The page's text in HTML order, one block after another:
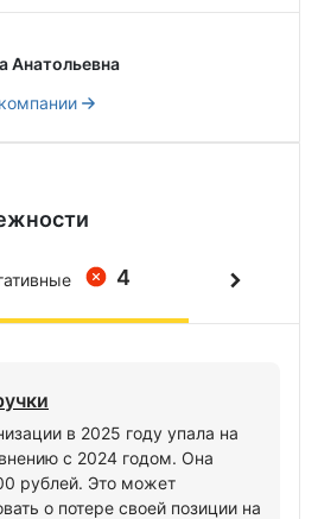
Анатольевна
4
в 2025 году упала на
с 2024 годом. Она
рублей. Это может
о потере своей позиции на